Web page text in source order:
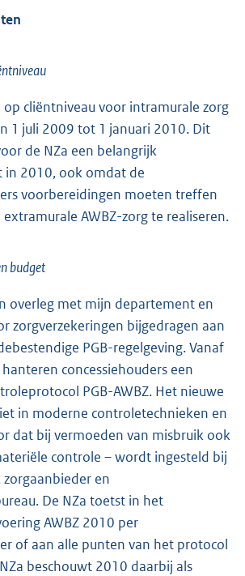
op cliëntniveau voor intramurale zorg
1 juli 2009 tot 1 januari 2010. Dit
de NZa een belangrijk
in 2010, ook omdat de
voorbereidingen moeten treffen
AWBZ-zorg te realiseren.
budget
overleg met mijn departement en
zorgverzekeringen bijgedragen aan
PGB-regelgeving. Vanaf
concessiehouders een
PGB-AWBZ. Het nieuwe
in moderne controletechnieken en
dat bij vermoeden van misbruik ook
controle – wordt ingesteld bij
en
De NZa toetst in het
AWBZ 2010 per
of aan alle punten van het protocol
beschouwt 2010 daarbij als